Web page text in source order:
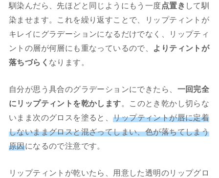
馴染んだら、先ほどと同じようにもう一度点置き して馴
染ませます。これを繰り返すことで、リップティントが
キレイにグラデーションになるだけでなく、リップティ
ントの層が何層にも重なっているので、
よりティントが
落ちづらく なります。
自分が思う具合のグラデーションにできたら、 一回完全
にリップティントを乾かします。このとき乾かし切らな
いまま次のグロスを塗ると、リップティントが唇に定着
しないままグロスと混ざってしまい、色が落ちてしまう
原因になるので注意です。
リップティントが乾いたら、用意した透明のリップグロ